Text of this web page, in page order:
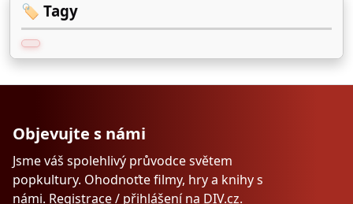
🏷️ Tagy
Objevujte s námi
Jsme váš spolehlivý průvodce světem
popkultury. Ohodnoťte filmy, hry a knihy s
námi. Registrace/ přihlášenína DIV.cz.